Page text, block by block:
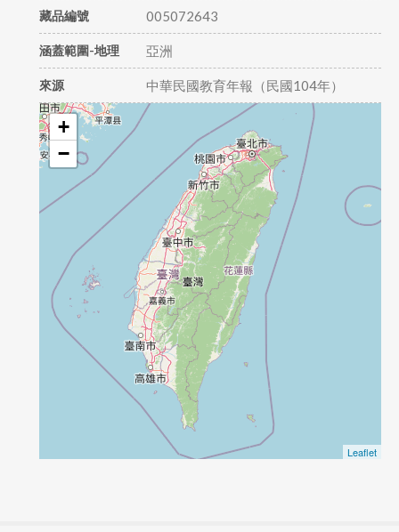
藏品編號 005072643
涵蓋範圍-地理 亞洲
來源 中華民國教育年報（民國104年）
+
−
Leaflet